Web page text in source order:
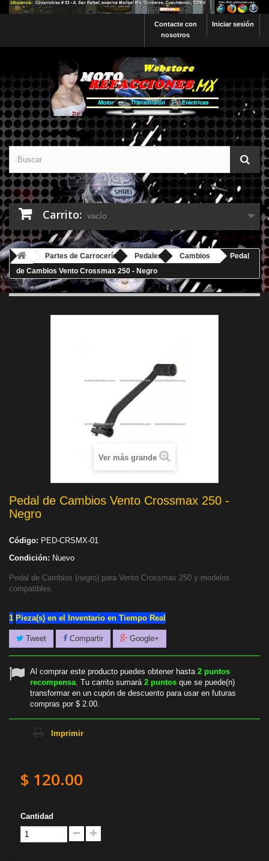
Iniciar sesión
Contacte con
nosotros
Carrito: vacío
Partes de Carrocería Pedales Cambios
Pedal
de Cambios Vento Crossmax 250 - Negro
Ver más grande
Pedal de Cambios Vento Crossmax 250 -
Negro
Código: PED-CRSMX-01
Condición: Nuevo
Pedal de Cambios (negro) para Vento Crossmax 250 y modelos
compatibles.
1 Pieza(s) en el Inventario en Tiempo Real
Tweet Compartir Google+
Al comprar este producto puedes obtener hasta 2 puntos
recompensa. Tu carrito sumará 2 puntos que se puede(n)
transformar en un cupón de descuento para usar en futuras
compras por $ 2.00.
Imprimir
$ 120.00
Cantidad